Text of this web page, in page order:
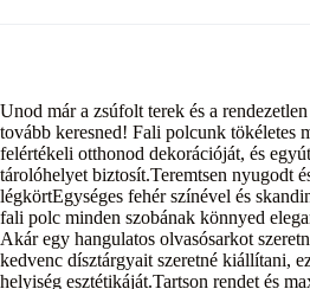
Unod már a zsúfolt terek és a
tovább keresned! Fali polcunk tökéletes
felértékeli otthonod dekorációját, és
tárolóhelyet biztosít.Teremtsen nyugodt
légkörtEgységes fehér színével és
fali polc minden szobának könnyed
Akár egy hangulatos olvasósarkot
kedvenc dísztárgyait szeretné kiállítani,
helyiség esztétikáját.Tartson rendet és